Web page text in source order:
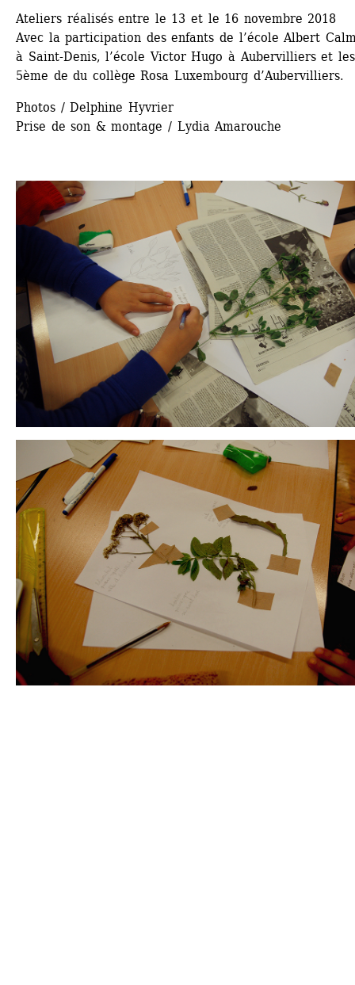
Ateliers réalisés entre le 13 et le 16 novembre 2018
Avec la participation des enfants de l’école Albert
à Saint-Denis, l’école Victor Hugo à Aubervilliers et les
5ème de du collège Rosa Luxembourg d’Aubervilliers.
Photos / Delphine Hyvrier
Prise de son & montage / Lydia Amarouche